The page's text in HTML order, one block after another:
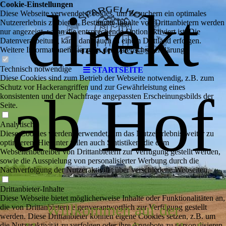
STARTSEITE
direkt
ab Hof
Willkommen auf der
Cookie-Einstellungen
Diese Webseite verwendet Cookies, um Besuchern ein optimales
Nutzererlebnis zu bieten. Bestimmte Inhalte von Drittanbietern werden
nur angezeigt, wenn die entsprechende Option aktiviert ist. Die
Datenverarbeitung kann dann auch in einem Drittland erfolgen.
Weitere Informationen hierzu in der Datenschutzerklärung.
Technisch notwendige
Diese Cookies sind zum Betrieb der Webseite notwendig, z.B. zum
Schutz vor Hackerangriffen und zur Gewährleistung eines
konsistenten und der Nachfrage angepassten Erscheinungsbilds der
Seite.
Analytische
Diese Cookies werden verwendet, um das Nutzererlebnis weiter zu
optimieren. Hierunter fallen auch Statistiken, die dem
Webseitenbetreiber von Drittanbietern zur Verfügung gestellt werden,
sowie die Ausspielung von personalisierter Werbung durch die
Nachverfolgung der Nutzeraktivität über verschiedene Webseiten.
Drittanbieter-Inhalte
Diese Webseite bietet möglicherweise Inhalte oder Funktionalitäten an,
die von Drittanbietern eigenverantwortlich zur Verfügung gestellt
werden. Diese Drittanbieter können eigene Cookies setzen, z.B. um